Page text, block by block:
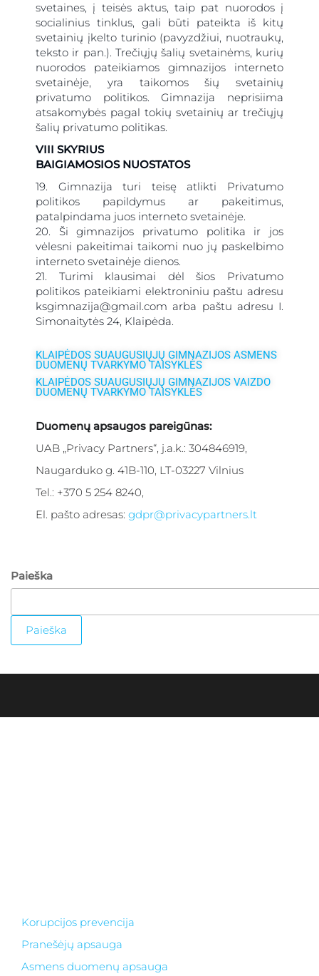
svetaines, į teisės aktus, taip pat nuorodos į
socialinius tinklus, gali būti pateikta iš kitų
svetainių įkelto turinio (pavyzdžiui, nuotraukų,
teksto ir pan.). Trečiųjų šalių svetainėms, kurių
nuorodos pateikiamos gimnazijos interneto
svetainėje, yra taikomos šių svetainių
privatumo politikos. Gimnazija neprisiima
atsakomybės pagal tokių svetainių ar trečiųjų
šalių privatumo politikas.
VIII SKYRIUS
BAIGIAMOSIOS NUOSTATOS
19. Gimnazija turi teisę atlikti Privatumo
politikos papildymus ar pakeitimus,
patalpindama juos interneto svetainėje.
20. Ši gimnazijos privatumo politika ir jos
vėlesni pakeitimai taikomi nuo jų paskelbimo
interneto svetainėje dienos.
21. Turimi klausimai dėl šios Privatumo
politikos pateikiami elektroniniu paštu adresu
ksgimnazija@gmail.com arba paštu adresu I.
Simonaitytės 24, Klaipėda.
KLAIPĖDOS SUAUGUSIŲJŲ GIMNAZIJOS ASMENS
DUOMENŲ TVARKYMO TAISYKLĖS
KLAIPĖDOS SUAUGUSIŲJŲ GIMNAZIJOS VAIZDO
DUOMENŲ TVARKYMO TAISYKLĖS
Duomenų apsaugos pareigūnas:
UAB „Privacy Partners“, j.a.k.: 304846919,
Naugarduko g. 41B-110, LT-03227 Vilnius
Tel.: +370 5 254 8240,
El. pašto adresas:gdpr@privacypartners.lt
Paieška
Paieška
Korupcijos prevencija
Pranešėjų apsauga
Asmens duomenų apsauga